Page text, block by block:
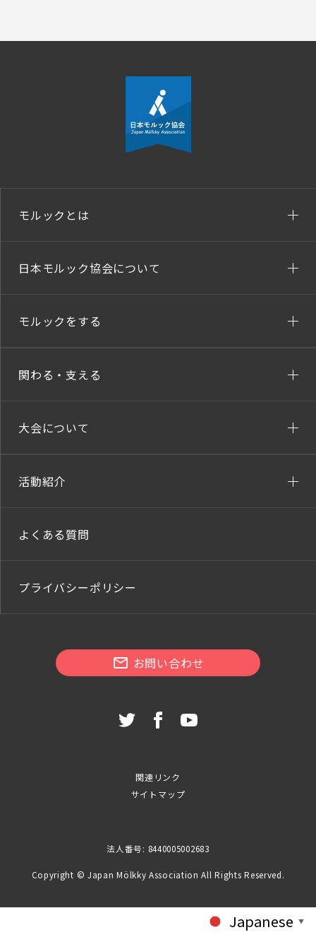
モルックとは
日本モルック協会について
モルックをする
関わる・支える
大会について
活動紹介
よくある質問
プライバシーポリシー
お問い合わせ
関連リンク
サイトマップ
法人番号: 8440005002683
Copyright © Japan Mölkky Association All Rights Reserved.
Japanese ▼